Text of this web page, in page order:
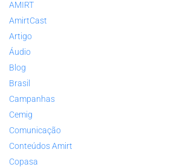
AMIRT
AmirtCast
Artigo
Áudio
Blog
Brasil
Campanhas
Cemig
Comunicação
Conteúdos Amirt
Copasa